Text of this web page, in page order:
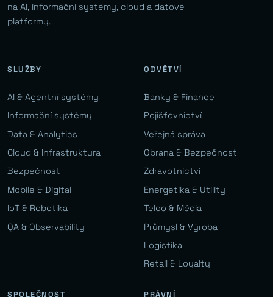
na AI, informační systémy, cloud a datové
platformy.
SLUŽBY
AI & Agentní systémy
Informační systémy
Data & Analytics
Cloud & Infrastruktura
Bezpečnost
Mobile & Digital
IoT & Robotika
QA & Observability
ODVĚTVÍ
Banky & Finance
Pojišťovnictví
Veřejná správa
Obrana & Bezpečnost
Zdravotnictví
Energetika & Utility
Telco & Média
Průmysl & Výroba
Logistika
Retail & Loyalty
SPOLEČNOST PRÁVNÍ